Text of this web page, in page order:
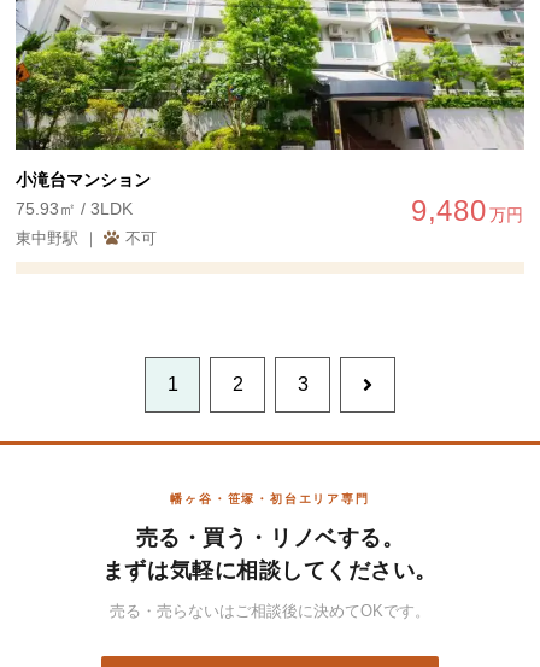
小滝台マンション
9,480万円
75.93㎡ / 3LDK
東中野駅 ｜ 不可
1 2 3 次
へ
幡ヶ谷・笹塚・初台エリア専門
売る・買う・リノベする。
まずは気軽に相談してください。
売る・売らないはご相談後に決めてOKです。